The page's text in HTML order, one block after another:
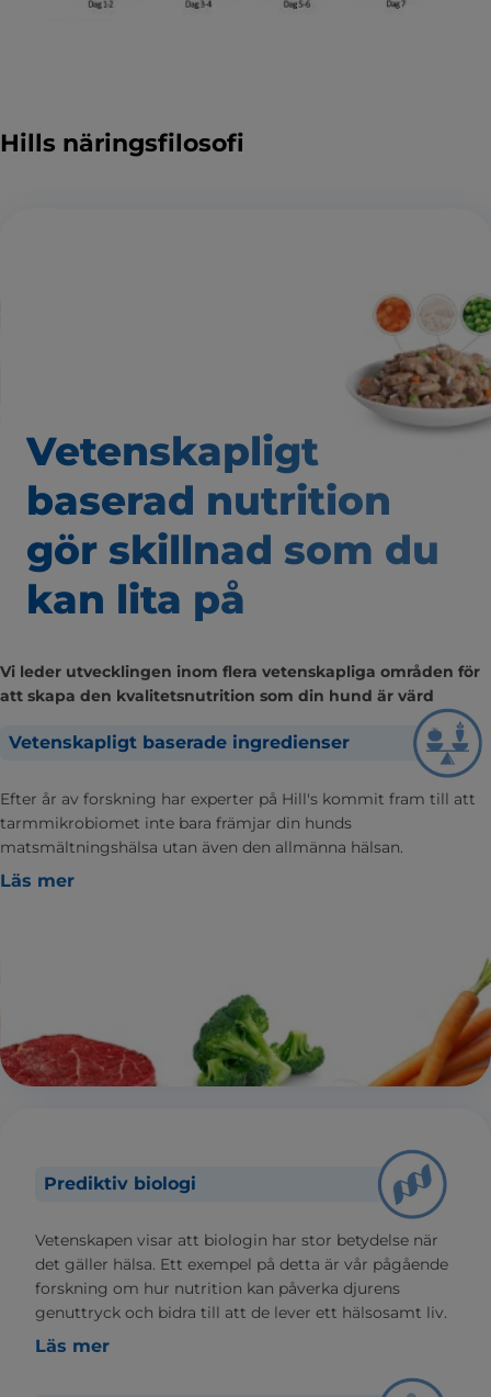
Hills näringsfilosofi
Vetenskapligt
baserad nutrition
gör skillnad som du
kan lita på
Vi leder utvecklingen inom flera vetenskapliga områden för
att skapa den kvalitetsnutrition som din hund är värd
Vetenskapligt baserade ingredienser
Efter år av forskning har experter på Hill's kommit fram till att
tarmmikrobiomet inte bara främjar din hunds
matsmältningshälsa utan även den allmänna hälsan.
Läs mer
Prediktiv biologi
Vetenskapen visar att biologin har stor betydelse när
det gäller hälsa. Ett exempel på detta är vår pågående
forskning om hur nutrition kan påverka djurens
genuttryck och bidra till att de lever ett hälsosamt liv.
Läs mer